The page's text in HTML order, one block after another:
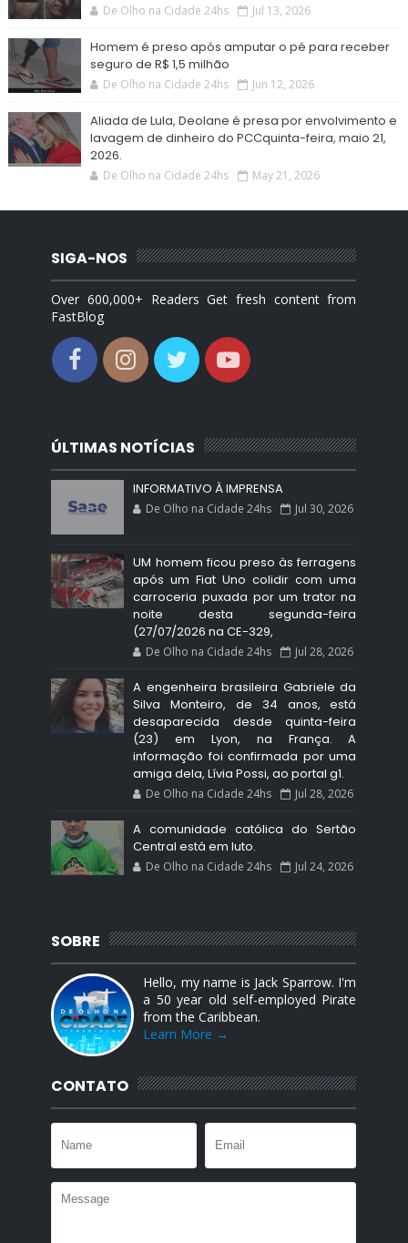
De Olho na Cidade 24hs Jul 13, 2026
Homem é preso após amputar o pé para receber
seguro de R$ 1,5 milhão
De Olho na Cidade 24hs Jun 12, 2026
Aliada de Lula, Deolane é presa por envolvimento e
lavagem de dinheiro do PCCquinta-feira, maio 21,
2026.
De Olho na Cidade 24hs May 21, 2026
SIGA-NOS
Over 600,000+ Readers Get fresh content from
FastBlog
ÚLTIMAS NOTÍCIAS
INFORMATIVO À IMPRENSA
De Olho na Cidade 24hs Jul 30, 2026
UM homem ficou preso às ferragens
após um Fiat Uno colidir com uma
carroceria puxada por um trator na
noite desta segunda-feira
(27/07/2026 na CE-329,
De Olho na Cidade 24hs Jul 28, 2026
A engenheira brasileira Gabriele da
Silva Monteiro, de 34 anos, está
desaparecida desde quinta-feira
(23) em Lyon, na França. A
informação foi confirmada por uma
amiga dela, Lívia Possi, ao portal g1.
De Olho na Cidade 24hs Jul 28, 2026
A comunidade católica do Sertão
Central está em luto.
De Olho na Cidade 24hs Jul 24, 2026
SOBRE
Hello, my name is Jack Sparrow. I'm
a 50 year old self-employed Pirate
from the Caribbean.
Learn More →
CONTATO